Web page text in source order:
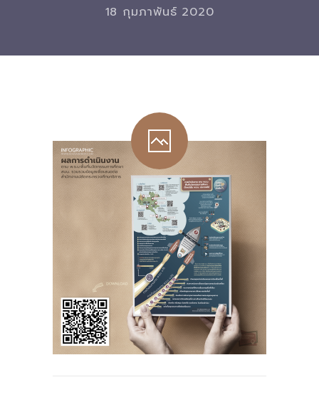
---- พ.ร.ฎ. ขยายเวลาใช้บังคับ พ.ร.บ.พื้นที่นวัตกรรมการ
ศึกษา พ.ศ. 252 พ.ศ. 2569
---- รายงานการประเมินผลสัมฤทธิ์ พ.ร.บ.พื้นที่นวัตกรรม
---- รายงานการวิเคราะห์ผลกระทบที่อาจเกิดขึ้นจากกฎ
หมายฯ
-- รายงานคณะผู้ประเมินอิสระ
---- รอบประเมิน (พ.ศ. 2562-2564)
-- รายงานประจำปี
---- ปีการศึกษา 2564
---- ปีการศึกษา 2565
---- ปีการศึกษา 2567
-- รายงานผล กขศ.สพท.
18 กุมภาพันธ์ 2020